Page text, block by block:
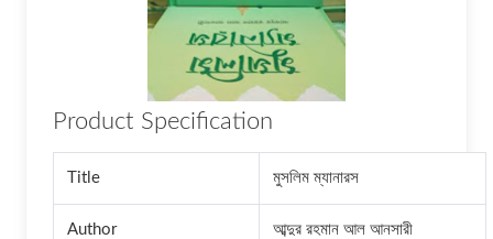
Product Specification
Title মুসলিম ম্যানারস
Author আব্দুর রহমান আল আনসারী